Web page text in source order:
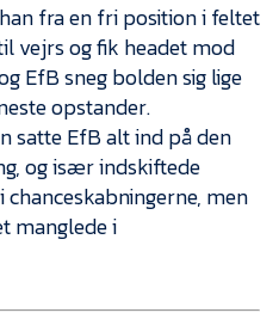
fra en fri position i feltet
vejrs og fik headet mod
EfB sneg bolden sig lige
opstander.
satte EfB alt ind på den
og især indskiftede
men
manglede i